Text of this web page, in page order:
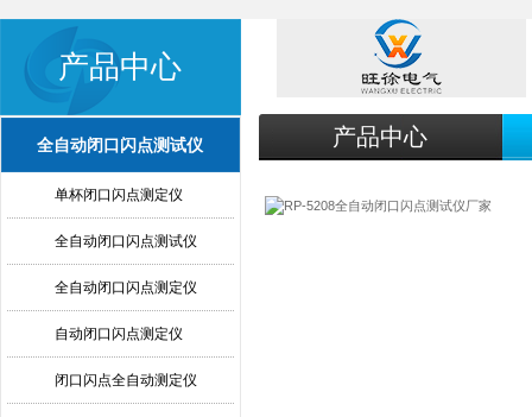
产品中心
全自动闭口闪点测试仪
单杯闭口闪点测定仪
全自动闭口闪点测试仪
全自动闭口闪点测定仪
自动闭口闪点测定仪
闭口闪点全自动测定仪
产品中心